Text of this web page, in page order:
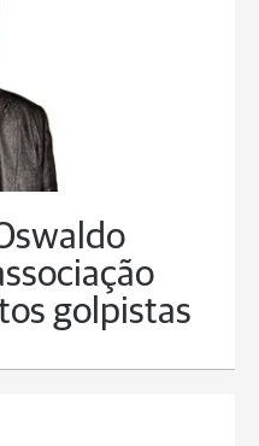
golpistas